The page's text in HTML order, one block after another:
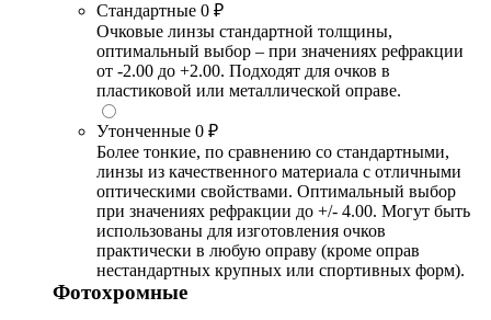
Стандартные 0 ₽
Очковые линзы стандартной толщины,
оптимальный выбор – при значениях рефракции
от -2.00 до +2.00. Подходят для очков в
пластиковой или металлической оправе.
Утонченные 0 ₽
Более тонкие, по сравнению со стандартными,
линзы из качественного материала с отличными
оптическими свойствами. Оптимальный выбор
при значениях рефракции до +/- 4.00. Могут быть
использованы для изготовления очков
практически в любую оправу (кроме оправ
нестандартных крупных или спортивных форм).
Фотохромные